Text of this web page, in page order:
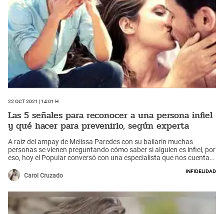
22 Oct 2021 | 14:01 h
Las 5 señales para reconocer a una persona infiel
y qué hacer para prevenirlo, según experta
A raíz del ampay de Melissa Paredes con su bailarín muchas
personas se vienen preguntando cómo saber si alguien es infiel, por
eso, hoy el Popular conversó con una especialista que nos cuenta
Carol Cruzado
Infidelidad